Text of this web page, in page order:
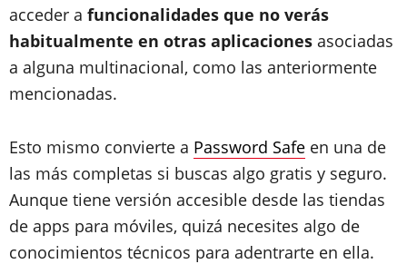
acceder a funcionalidades que no verás
habitualmente en otras aplicaciones asociadas
a alguna multinacional, como las anteriormente
mencionadas.
Esto mismo convierte a Password Safe en una de
las más completas si buscas algo gratis y seguro.
Aunque tiene versión accesible desde las tiendas
de apps para móviles, quizá necesites algo de
conocimientos técnicos para adentrarte en ella.